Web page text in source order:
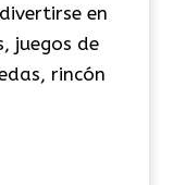
en
juegos de
rincón